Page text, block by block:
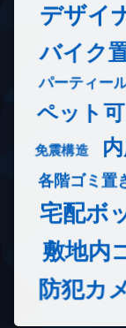
デザイ
バイク
パーティー
ペット可
免震構造
各階ゴミ置
宅配ボ
敷地内
防犯カ